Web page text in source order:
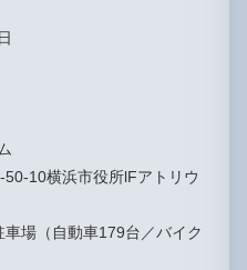
10横浜市役所lFアトリウ
場（自動車179台／バイク